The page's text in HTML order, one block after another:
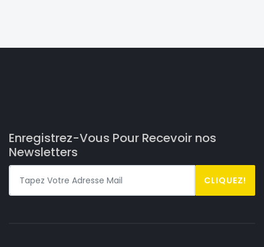
Enregistrez-Vous Pour Recevoir nos
Newsletters
CLIQUEZ!